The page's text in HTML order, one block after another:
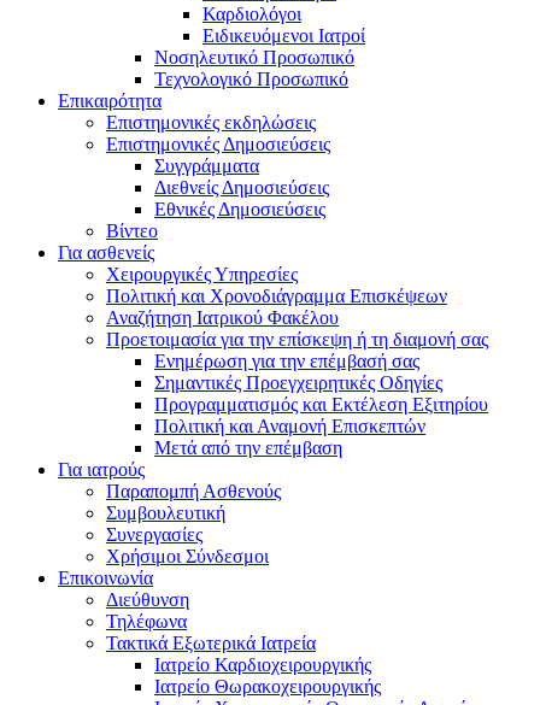
Καρδιολόγοι
Ειδικευόμενοι Ιατροί
Νοσηλευτικό Προσωπικό
Τεχνολογικό Προσωπικό
Επικαιρότητα
Επιστημονικές εκδηλώσεις
Επιστημονικές Δημοσιεύσεις
Συγγράμματα
Διεθνείς Δημοσιεύσεις
Εθνικές Δημοσιεύσεις
Βίντεο
Για ασθενείς
Χειρουργικές Υπηρεσίες
Πολιτική και Χρονοδιάγραμμα Επισκέψεων
Αναζήτηση Ιατρικού Φακέλου
Προετοιμασία για την επίσκεψη ή τη διαμονή σας
Ενημέρωση για την επέμβασή σας
Σημαντικές Προεγχειρητικές Οδηγίες
Προγραμματισμός και Εκτέλεση Εξιτηρίου
Πολιτική και Αναμονή Επισκεπτών
Μετά από την επέμβαση
Για ιατρούς
Παραπομπή Ασθενούς
Συμβουλευτική
Συνεργασίες
Χρήσιμοι Σύνδεσμοι
Επικοινωνία
Διεύθυνση
Τηλέφωνα
Τακτικά Εξωτερικά Ιατρεία
Ιατρείο Καρδιοχειρουργικής
Ιατρείο Θωρακοχειρουργικής